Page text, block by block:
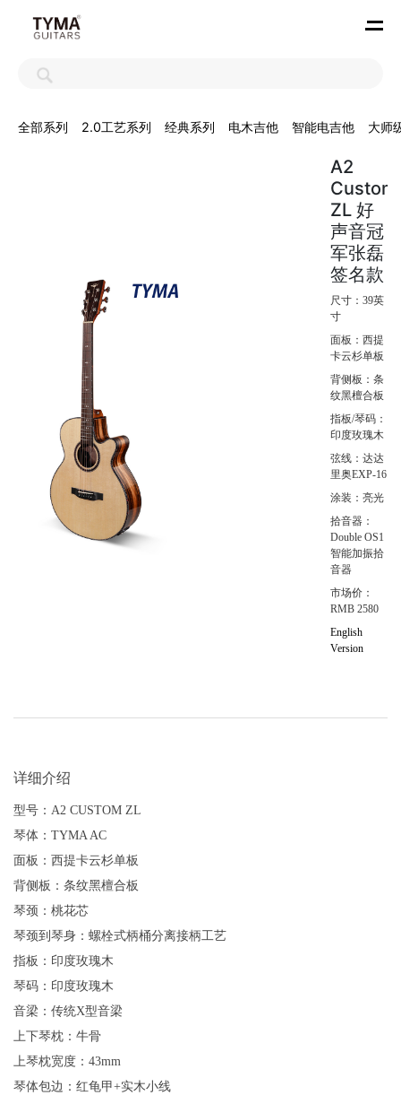
全部系列 2.0工艺系列 经典系列 电木吉他 智能电吉他 大师
A2
Custom
ZL 好
声音冠
军张磊
签名款
尺寸：39英
寸
面板：西提
卡云杉单板
背侧板：条
纹黑檀合板
指板/琴码：
印度玫瑰木
弦线：达达
里奥EXP-16
涂装：亮光
拾音器：
Double OS1
智能加振拾
音器
市场价：
RMB 2580
English
Version
详细介绍
型号：A2 CUSTOM ZL
琴体：TYMA AC
面板：西提卡云杉单板
背侧板：条纹黑檀合板
琴颈：桃花芯
琴颈到琴身：螺栓式柄桶分离接柄工艺
指板：印度玫瑰木
琴码：印度玫瑰木
音梁：传统X型音梁
上下琴枕：牛骨
上琴枕宽度：43mm
琴体包边：红龟甲+实木小线